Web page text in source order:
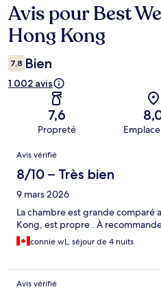
Avis
Avis pour Best
Hong Kong
7,8 Bien
1 002 avis
7,6
Propreté
Avis
Avis vérifié
8/10 – Très bien
9 mars 2026
La chambre est grande comparé
Kong, est propre . À
connie wL, séjour de 4 nuits
Avis vérifié